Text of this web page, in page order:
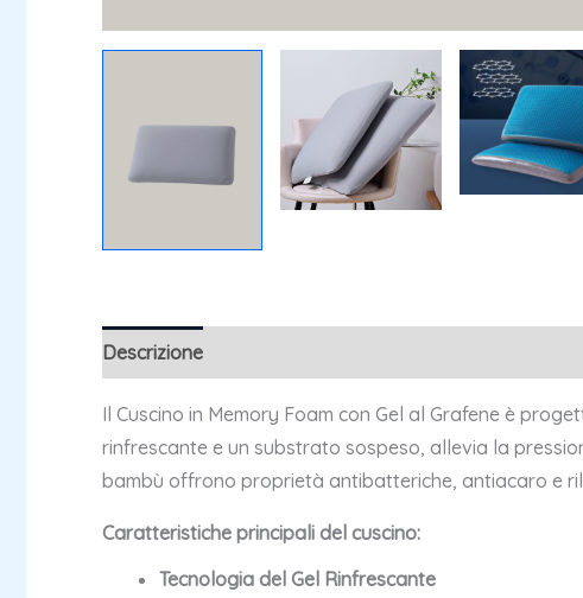
Descrizione
Il Cuscino in Memory Foam con Gel al Grafene è
rinfrescante e un substrato sospeso, allevia la
bambù offrono proprietà antibatteriche, antiacaro e
Caratteristiche principali del cuscino:
Tecnologia del Gel Rinfrescante